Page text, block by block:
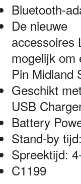
Bluetooth-
De nieuwe
accessoires
mogelijk om
Pin Midland
Geschikt
USB
Battery
Stand-by tijd
Spreektijd:
C1199